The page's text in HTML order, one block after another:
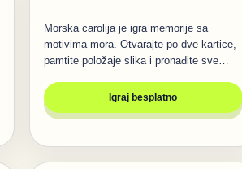
Morska carolija je igra memorije sa
motivima mora. Otvarajte po dve kartice,
pamtite položaje slika i pronađite sve…
Igraj besplatno